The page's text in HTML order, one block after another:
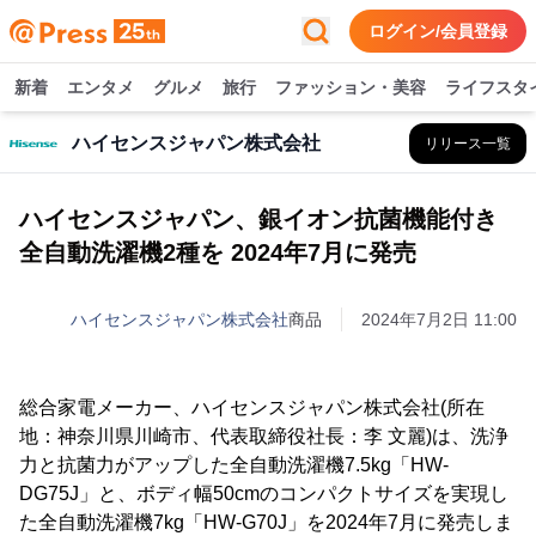
ログイン/会員登録
新着 エンタメ グルメ 旅行 ファッション・美容 ライフスタ
ハイセンスジャパン株式会社 リリース一覧
ハイセンスジャパン、銀イオン抗菌機能付き
全自動洗濯機2種を 2024年7月に発売
ハイセンスジャパン株式会社商品 2024年7月2日 11:00
総合家電メーカー、ハイセンスジャパン株式会社(所在
地：神奈川県川崎市、代表取締役社長：李 文麗)は、洗浄
力と抗菌力がアップした全自動洗濯機7.5kg「HW-
DG75J」と、ボディ幅50cmのコンパクトサイズを実現し
た全自動洗濯機7kg「HW-G70J」を2024年7月に発売しま